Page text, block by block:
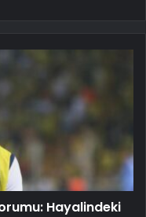
Hayalindeki